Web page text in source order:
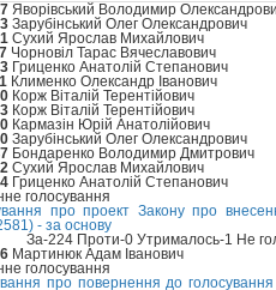
Яворівський Володимир
Зарубінський Олег Олександрович
Сухий Ярослав Михайлович
Чорновіл Тарас Вячеславович
Гриценко Анатолій Степанович
Клименко Олександр Іванович
Корж Віталій Терентійович
Корж Віталій Терентійович
Кармазін Юрій Анатолійович
Зарубінський Олег Олександрович
Бондаренко Володимир Дмитрович
Сухий Ярослав Михайлович
Гриценко Анатолій Степанович
голосування
про проект Закону про
- за основу
За-224 Проти-0 Утрималось-1 Не
Мартинюк Адам Іванович
голосування
про повернення до